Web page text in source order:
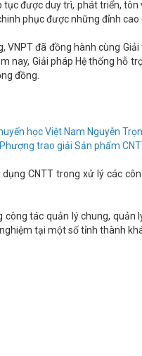
được duy trì, phát triển,
phục được những đỉnh cao
VNPT đã đồng hành cùng
Giải pháp Hệ thống hỗ
đồng.
học Việt Nam Nguyễn
trao giải Sản phẩm
CNTT trong xử lý các
tác quản lý chung, quản
tại một số tỉnh thành